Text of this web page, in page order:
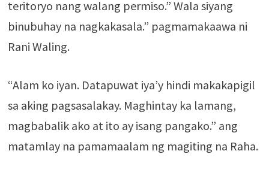
teritoryo nang walang permiso.” Wala siyang
binubuhay na nagkakasala.” pagmamakaawa ni
Rani Waling.
“Alam ko iyan. Datapuwat iya’y hindi makakapigil
sa aking pagsasalakay. Maghintay ka lamang,
magbabalik ako at ito ay isang pangako.” ang
matamlay na pamamaalam ng magiting na Raha.